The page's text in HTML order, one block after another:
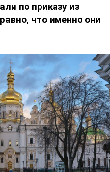
по приказу из
что именно они